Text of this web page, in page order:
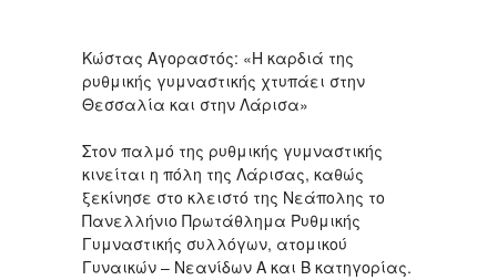
Κώστας Αγοραστός: «Η καρδιά της
ρυθμικής γυμναστικής χτυπάει στην
Θεσσαλία και στην Λάρισα»
Στον παλμό της ρυθμικής γυμναστικής
κινείται η πόλη της Λάρισας, καθώς
ξεκίνησε στο κλειστό της Νεάπολης το
Πανελλήνιο Πρωτάθλημα Ρυθμικής
Γυμναστικής συλλόγων, ατομικού
Γυναικών – Νεανίδων Α και Β κατηγορίας.